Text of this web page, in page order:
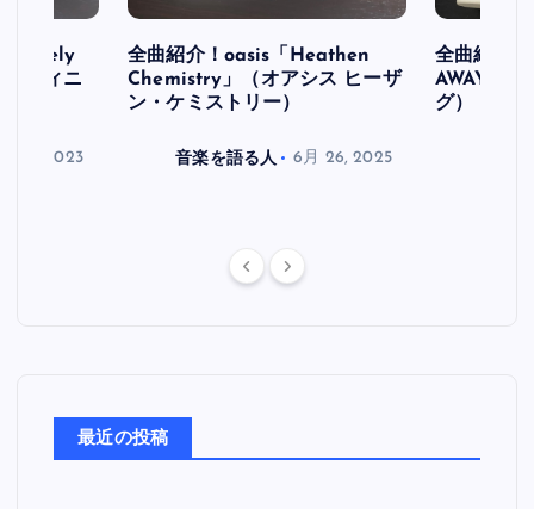
り
フィニ
30, 2023
全曲紹介！oasis「Heathen
Chemistry」（オアシス ヒーザ
ン・ケミストリー）
音楽を語る人 6月 26, 2025
全曲紹介
AWAY」
グ）
最近の投稿